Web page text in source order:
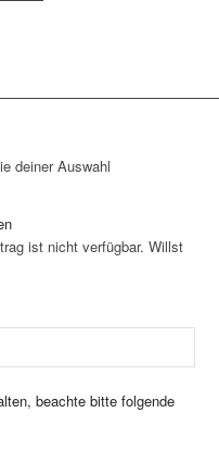
deiner Auswahl
ist nicht verfügbar. Willst
beachte bitte folgende